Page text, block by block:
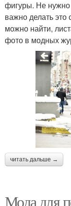
фигуры. Не нужно
важно делать это
можно найти,
фото в модных
читать дальше →
Мода для